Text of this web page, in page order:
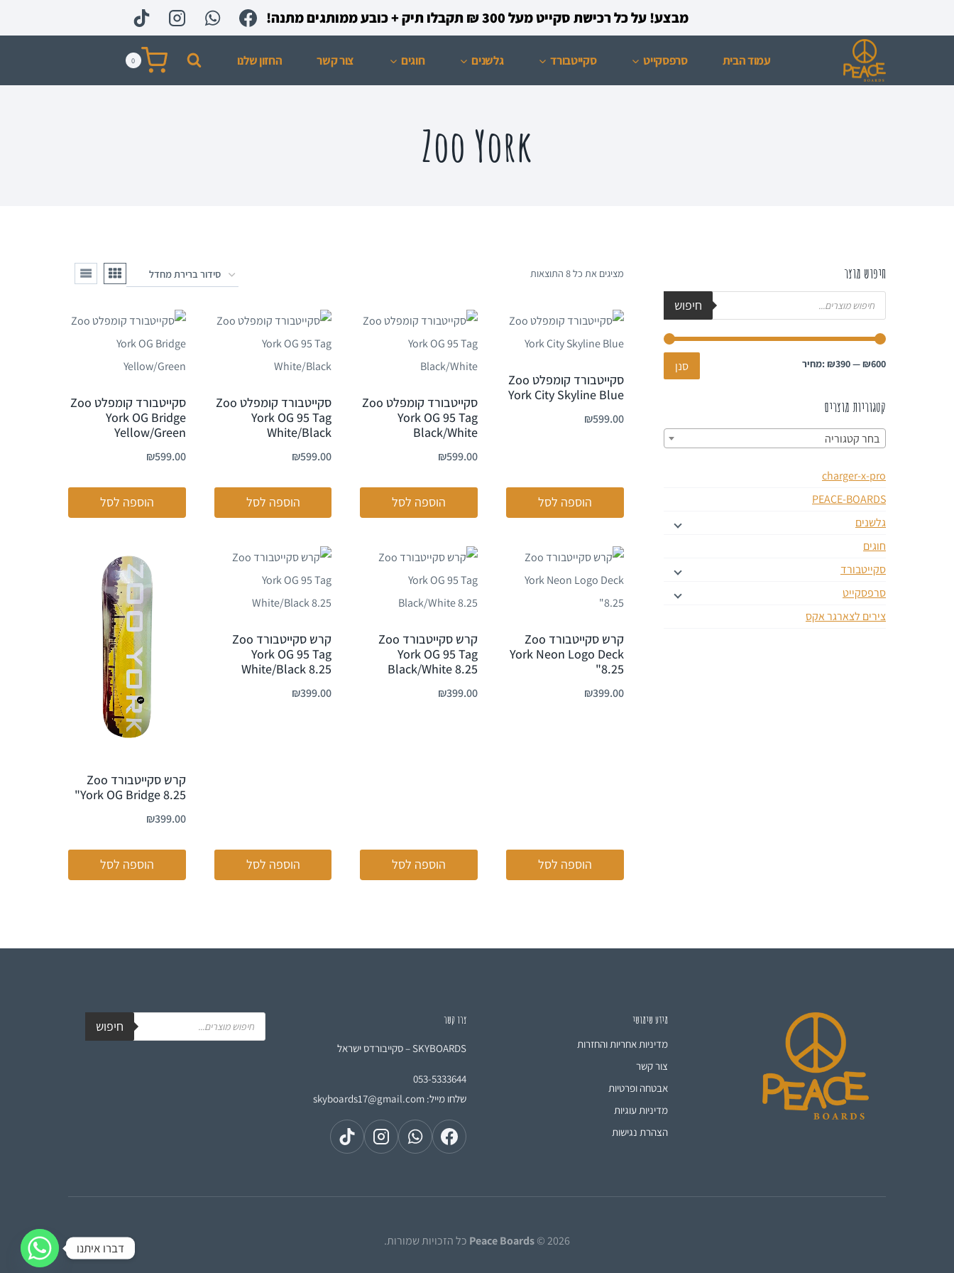
מבצע! על כל רכישת סקייט מעל 300 ₪ תקבלו תיק + כובע ממותגים מתנה!
עמוד הבית סרפסקייט סקייטבורד גלשנים חוגים צור קשר החזון שלנו 0
Zoo York
מציגים את כל ⁦8⁩ התוצאות
סקייטבורד קומפלט Zoo
York City Skyline Blue
₪599.00
הוספה לסל
סקייטבורד קומפלט Zoo
York OG 95 Tag
Black/White
₪599.00
הוספה לסל
סקייטבורד קומפלט Zoo
York OG 95 Tag
White/Black
₪599.00
הוספה לסל
סקייטבורד קומפלט Zoo
York OG Bridge
Yellow/Green
₪599.00
הוספה לסל
קרש סקייטבורד Zoo
York Neon Logo Deck
8.25"
₪399.00
הוספה לסל
קרש סקייטבורד Zoo
York OG 95 Tag
Black/White 8.25
₪399.00
הוספה לסל
קרש סקייטבורד Zoo
York OG 95 Tag
White/Black 8.25
₪399.00
הוספה לסל
קרש סקייטבורד Zoo
York OG Bridge 8.25"
₪399.00
הוספה לסל
חיפוש מוצר
חיפוש
סנן מחיר: ₪390—₪600
קטגוריות מוצרים
בחר קטגוריה
charger-x-pro
PEACE-BOARDS
גלשנים
חוגים
סקייטבורד
סרפסקייט
צירים לצארגר אקס
מידע שימושי
מדיניות אחריות והחזרות
צור קשר
אבטחה ופרטיות
מדיניות עוגיות
הצהרת נגישות
צרו קשר
SKYBOARDS – סקייבורדס ישראל
053-5333644
שלחו מייל: skyboards17@gmail.com
חיפוש
Peace Boards© 2026 כל הזכויות שמורות. דברו איתנו